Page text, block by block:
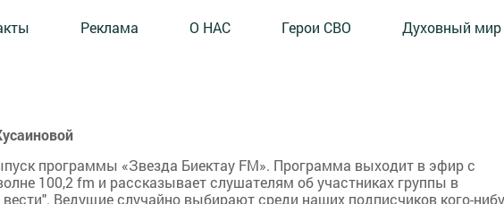
Реклама О НАС Герои СВО Духовный мир
программы «Звезда Биектау FM». Программа выходит в эфир с
100,2 fm и рассказывает слушателям об участниках группы в
Ведущие случайно выбирают среди наших подписчиков кого-